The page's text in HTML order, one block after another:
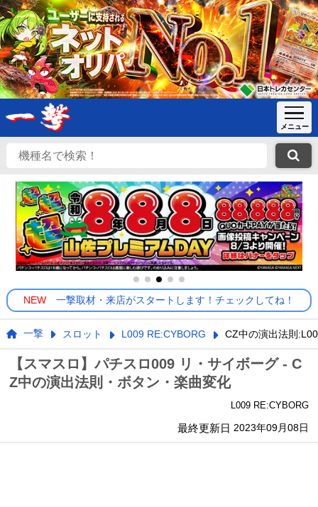
NEW 一撃取材・来店がスタートします！チェックしてね！
一撃 スロット L009 RE:CYBORG CZ中の演出法則
【スマスロ】パチスロ009 リ・サイボーグ - C
Z中の演出法則・ボタン・楽曲変化
L009 RE:CYBORG
最終更新日 2023年09月08日